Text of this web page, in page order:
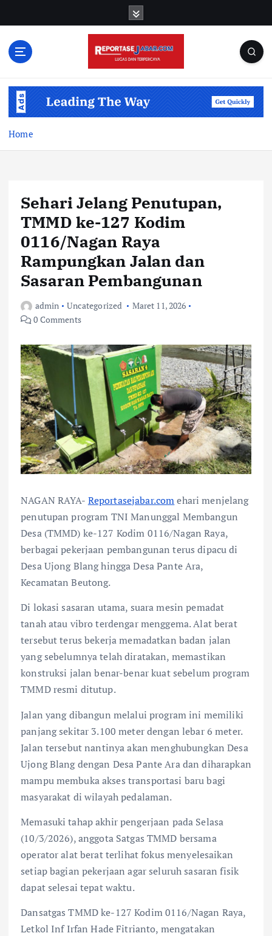
Home
Sehari Jelang Penutupan,
TMMD ke-127 Kodim
0116/Nagan Raya
Rampungkan Jalan dan
Sasaran Pembangunan
admin Uncategorized
Maret 11, 2026
0 Comments
NAGAN RAYA- Reportasejabar.comehari menjelang
penutupan program TNI Manunggal Membangun
Desa (TMMD) ke-127 Kodim 0116/Nagan Raya,
berbagai pekerjaan pembangunan terus dipacu di
Desa Ujong Blang hingga Desa Pante Ara,
Kecamatan Beutong.
Di lokasi sasaran utama, suara mesin pemadat
tanah atau vibro terdengar menggema. Alat berat
tersebut terus bekerja memadatkan badan jalan
yang sebelumnya telah diratakan, memastikan
konstruksi jalan benar-benar kuat sebelum program
TMMD resmi ditutup.
Jalan yang dibangun melalui program ini memiliki
panjang sekitar 3.100 meter dengan lebar 6 meter.
Jalan tersebut nantinya akan menghubungkan Desa
Ujong Blang dengan Desa Pante Ara dan diharapkan
mampu membuka akses transportasi baru bagi
masyarakat di wilayah pedalaman.
Memasuki tahap akhir pengerjaan pada Selasa
(10/3/2026), anggota Satgas TMMD bersama
operator alat berat terlihat fokus menyelesaikan
setiap bagian pekerjaan agar seluruh sasaran fisik
dapat selesai tepat waktu.
Dansatgas TMMD ke-127 Kodim 0116/Nagan Raya,
Letkol Inf Irfan Hade Fitrianto, mengatakan